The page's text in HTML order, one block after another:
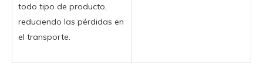
todo tipo de producto,
reduciendo las pérdidas en
el transporte.